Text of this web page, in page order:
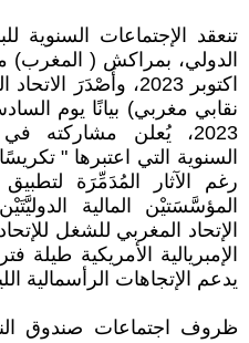
تنعقد الإجتماعات السنوية
اكتوبر 2023، وأَصْدَرَ
نقابي مغربي) بيانًا يوم
2023، يُعلن مشاركته
السنوية التي اعتبرها "
رغم الآثار المُدَمِّرَة
المؤسَّسَتيْن المالية
الإتحاد المغربي للشغل
الإمبريالية الأمريكية طيلة
يدعم الإتجاهات الرأسمالية
ظروف اجتماعات صندوق